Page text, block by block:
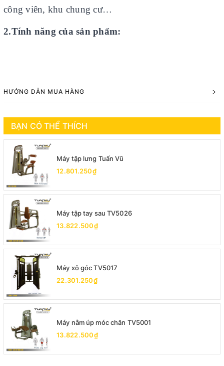
công viên, khu chung cư…
2.Tính năng của sản phẩm:
HƯỚNG DẪN MUA HÀNG
BẠN CÓ THỂ THÍCH
Máy tập lưng Tuấn Vũ
12.801.250₫
Máy tập tay sau TV5026
13.822.500₫
Máy xô góc TV5017
22.301.250₫
Máy nằm úp móc chân TV5001
13.822.500₫